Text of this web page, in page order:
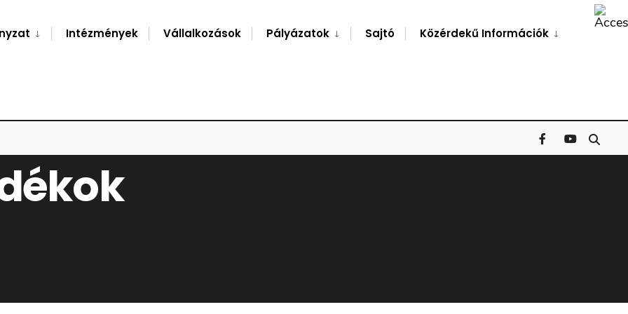
Intézmények Vállalkozások Pályázatok Sajtó Közérdekű Információk
Window